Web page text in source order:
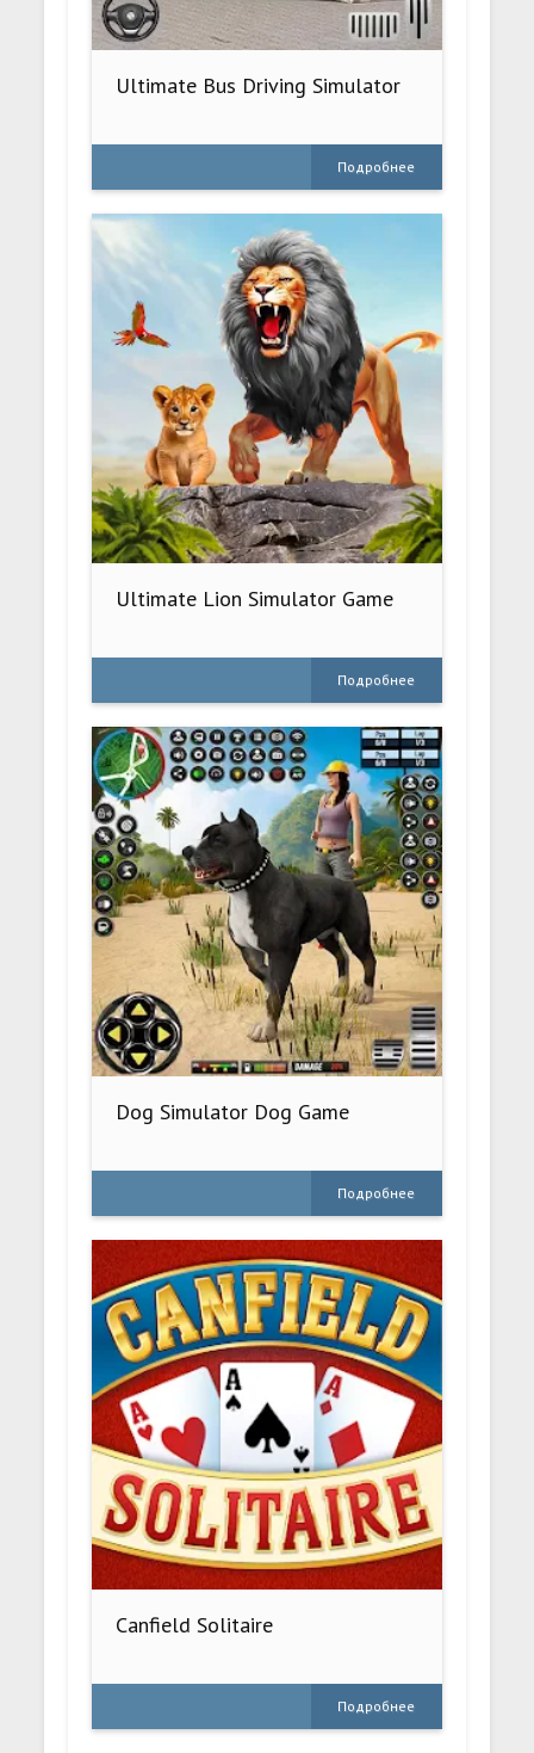
Ultimate Bus Driving Simulator
Подробнее
Ultimate Lion Simulator Game
Подробнее
Dog Simulator Dog Game
Подробнее
Canfield Solitaire
Подробнее